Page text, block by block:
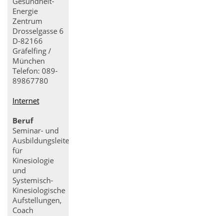
Energie
Zentrum
Drosselgasse 6
D-82166
Gräfelfing /
München
Telefon: 089-
89867780
Internet
Beruf
Seminar- und
Ausbildungsleiter
für
Kinesiologie
und
Systemisch-
Kinesiologische
Aufstellungen,
Coach